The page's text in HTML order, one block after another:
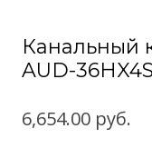
Канальный
AUD-
6,654.00 руб.